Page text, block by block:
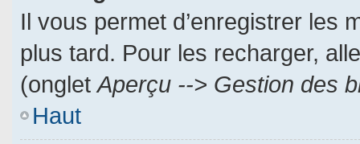
Il vous permet d’enregistrer les
plus tard. Pour les recharger,
(ongletAperçu --> Gestion des
Haut